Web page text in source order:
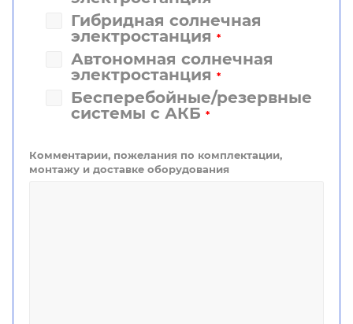
Гибридная солнечная
электростанция *
Автономная солнечная
электростанция *
Бесперебойные/резервные
системы с АКБ *
Комментарии, пожелания по комплектации,
монтажу и доставке оборудования